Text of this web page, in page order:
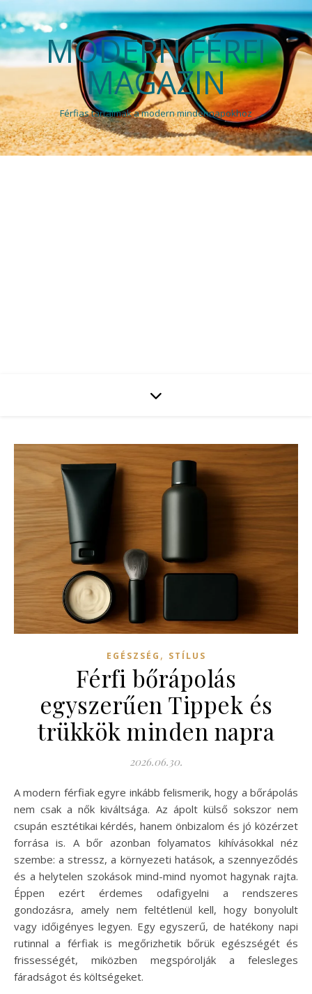
MODERN FÉRFI
MAGAZIN
Férfias tartalmak a modern mindennapokhoz
EGÉSZSÉG , STÍLUS
Férfi bőrápolás
egyszerűen Tippek és
trükkök minden napra
2026.06.30.
A modern férfiak egyre inkább felismerik, hogy a bőrápolás
nem csak a nők kiváltsága. Az ápolt külső sokszor nem
csupán esztétikai kérdés, hanem önbizalom és jó közérzet
forrása is. A bőr azonban folyamatos kihívásokkal néz
szembe: a stressz, a környezeti hatások, a szennyeződés
és a helytelen szokások mind-mind nyomot hagynak rajta.
Éppen ezért érdemes odafigyelni a rendszeres
gondozásra, amely nem feltétlenül kell, hogy bonyolult
vagy időigényes legyen. Egy egyszerű, de hatékony napi
rutinnal a férfiak is megőrizhetik bőrük egészségét és
frissességét, miközben megspórolják a felesleges
fáradságot és költségeket.